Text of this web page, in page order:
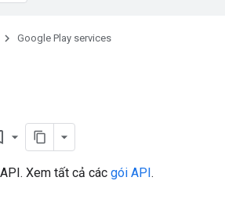
Google Play services
Xem tất cả các gói API.